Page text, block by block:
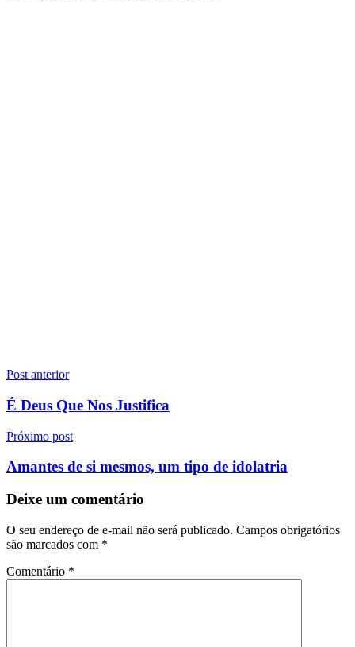
Navegação
de
Post anterior
É Deus Que Nos Justifica
Próximo post
Amantes de si mesmos, um tipo de idolatria
Deixe um comentário
O seu endereço de e-mail não será publicado. Campos obrigatórios
são marcados com *
Comentário *